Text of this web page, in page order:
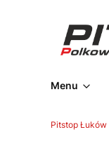
Menu
Pitstop Łuków